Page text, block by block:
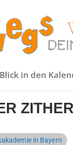
Blick in den
in Bayern